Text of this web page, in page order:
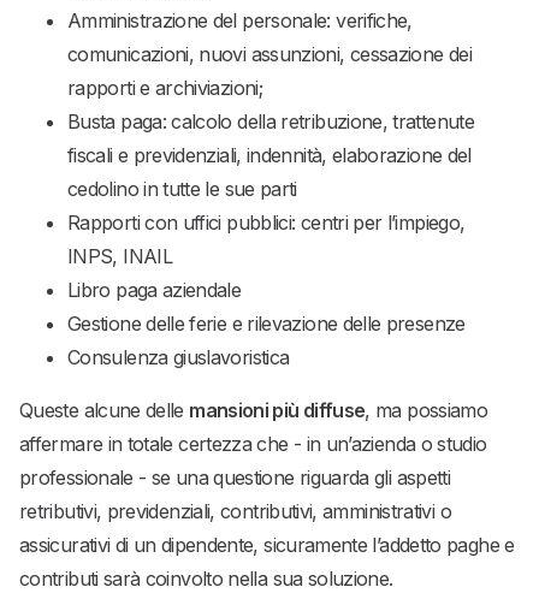
Amministrazione del personale: verifiche,
comunicazioni, nuovi assunzioni, cessazione dei
rapporti e archiviazioni;
Busta paga: calcolo della retribuzione, trattenute
fiscali e previdenziali, indennità, elaborazione del
cedolino in tutte le sue parti
Rapporti con uffici pubblici: centri per l’impiego,
INPS, INAIL
Libro paga aziendale
Gestione delle ferie e rilevazione delle presenze
Consulenza giuslavoristica
Queste alcune delle mansioni più diffuse, ma possiamo
affermare in totale certezza che - in un’azienda o studio
professionale - se una questione riguarda gli aspetti
retributivi, previdenziali, contributivi, amministrativi o
assicurativi di un dipendente, sicuramente l’addetto paghe e
contributi sarà coinvolto nella sua soluzione.